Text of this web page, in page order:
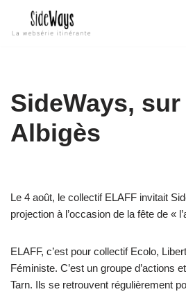
Aller
SideWays,
Albigès
Le 4 août, le collectif ELAFF invitait
projection à l’occasion de la fête de «
ELAFF, c’est pour collectif Ecolo,
Féministe. C’est un groupe d’actions
Tarn. Ils se retrouvent régulièrement